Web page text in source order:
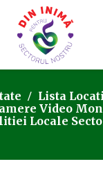
Lista
Video
Locale